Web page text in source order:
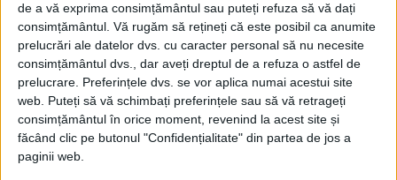
de a vă exprima consimțământul sau puteți refuza să vă dați
consimțământul. Vă rugăm să rețineți că este posibil ca anumite
prelucrări ale datelor dvs. cu caracter personal să nu necesite
consimțământul dvs., dar aveți dreptul de a refuza o astfel de
prelucrare. Preferințele dvs. se vor aplica numai acestui site
web. Puteți să vă schimbați preferințele sau să vă retrageți
consimțământul în orice moment, revenind la acest site și
făcând clic pe butonul "Confidențialitate" din partea de jos a
paginii web.
femur de diplodocus, vechi de 150 de
milioane de ani, şi un craniu de mamut,
vechi de 100.000 de ani, a precizat, potrivit
Agerpres, Alexandre Giquello, comisarul
licitaţiei.